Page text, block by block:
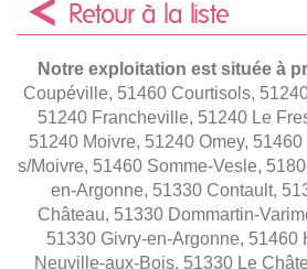
Retour à la liste
Notre exploitation est située à
Coupéville, 51460 Courtisols,
51240 Francheville, 51240 Le
51240 Moivre, 51240 Omey,
s/Moivre, 51460 Somme-Vesle,
en-Argonne, 51330 Contault,
Château, 51330 Dommartin-
51330 Givry-en-Argonne, 51460
Neuville-aux-Bois, 51330 Le